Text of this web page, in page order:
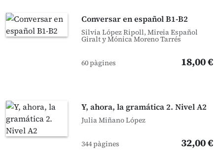
Conversar en español B1-B2
Silvia López Ripoll, Mireia Español
Giralt y Mónica Moreno Tarrés
60 pàgines 18,00 €
Y, ahora, la gramática 2. Nivel A2
Julia Miñano López
344 pàgines 32,00 €